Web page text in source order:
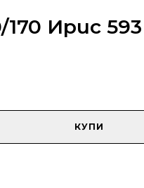
170 Ирис
КУПИ